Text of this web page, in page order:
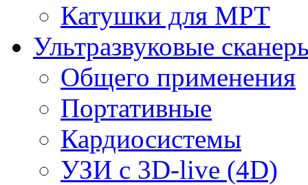
Катушки для МРТ
Ультразвуковые
Общего применения
Портативные
Кардиосистемы
УЗИ с 3D-live (4D)